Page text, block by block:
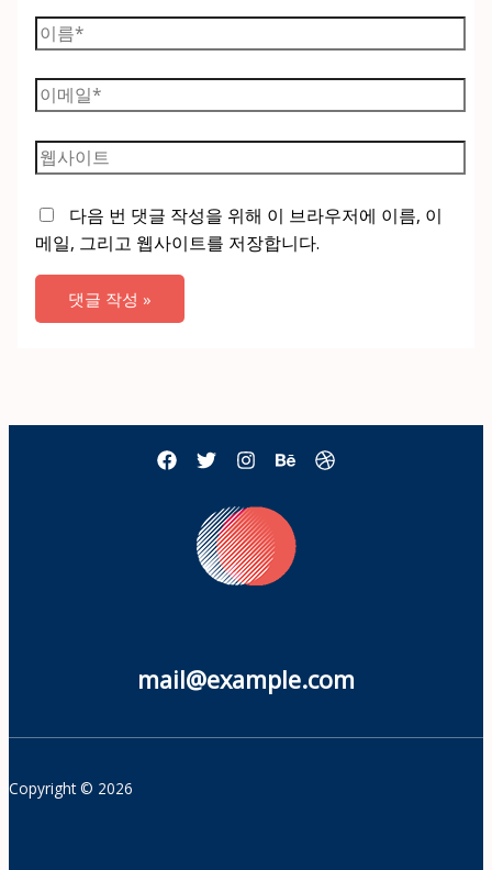
이
름
*이
메
일
*
웹
사
이
트
다음 번 댓글 작성을 위해 이 브라우저에 이름, 이
메일, 그리고 웹사이트를 저장합니다.
mail@example.com
Copyright © 2026